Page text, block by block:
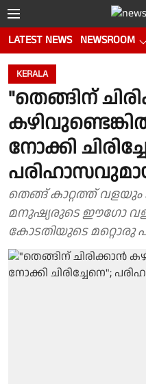
LATEST NEWS NEWSROOM
KERALA
"തെങ്ങിന്
നോക്കി
തെങ്ങ് കാറ്റത്ത് വളയും പക്ഷെ
മനുഷ്യരുടെ ഈഗോ വളയില്ല എന്നാണ്
കോടതിയുടെ മറ്റൊരു